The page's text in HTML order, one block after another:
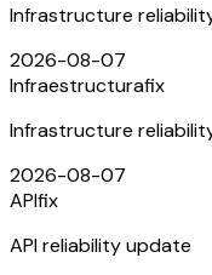
Infrastructure
2026-08-07
Infraestructurafix
Infrastructure
2026-08-07
APIfix
API reliability update